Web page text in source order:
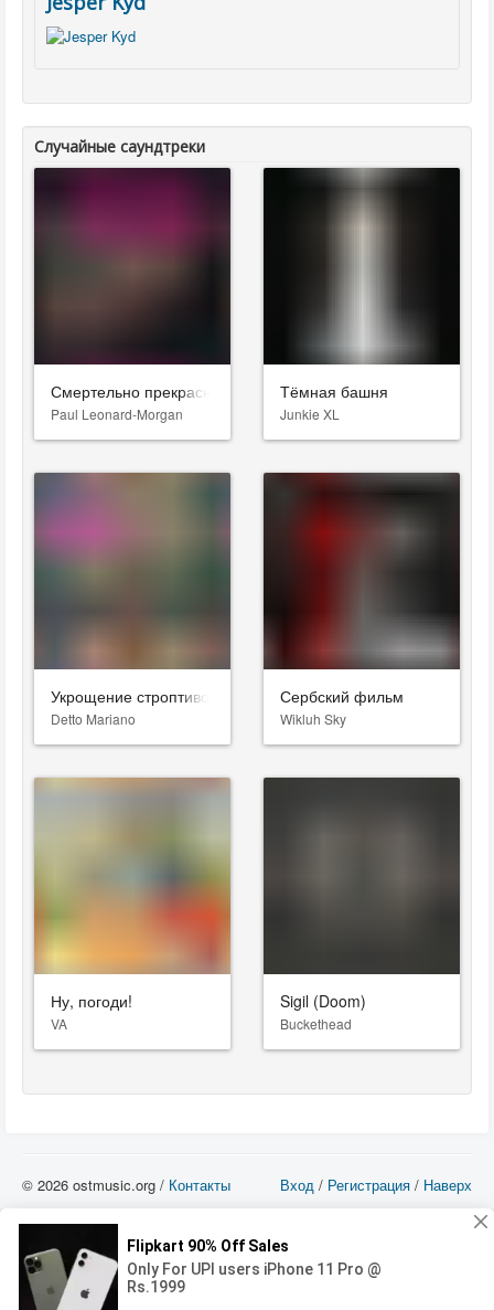
Случайные саундтреки
Смертельно прекрасна
Paul Leonard-Morgan
Тёмная башня
Junkie XL
Укрощение строптивого
Detto Mariano
Сербский фильм
Wikluh Sky
Ну, погоди!
VA
Sigil (Doom)
Buckethead
Вход / Регистрация / Наверх
© 2026 ostmusic.org / Контакты
можете использовать такие материалы только в том в случае, если
использование производится с ознакомительными целями - для прочих целей
вы должны приобрести лицензионную запись.